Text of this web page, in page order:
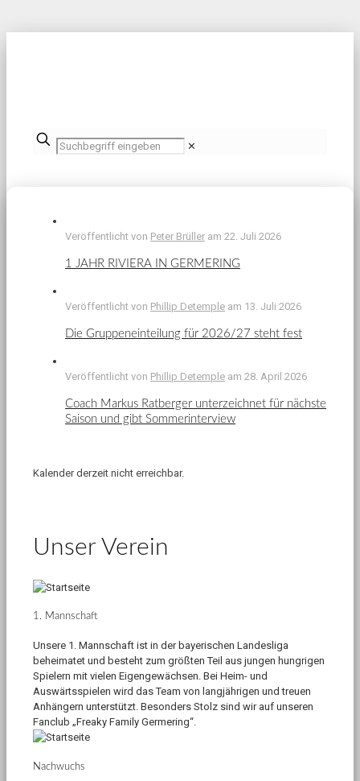
✕
Veröffentlicht von Peter Brüller am 22. Juli 2026
1 JAHR RIVIERA IN GERMERING
Veröffentlicht von Phillip Detemple am 13. Juli 2026
Die Gruppeneinteilung für 2026/27 steht fest
Veröffentlicht von Phillip Detemple am 28. April 2026
Coach Markus Ratberger unterzeichnet für nächste
Saison und gibt Sommerinterview
Kalender derzeit nicht erreichbar.
Unser Verein
1. Mannschaft
Unsere 1. Mannschaft ist in der bayerischen Landesliga
beheimatet und besteht zum größten Teil aus jungen hungrigen
Spielern mit vielen Eigengewächsen. Bei Heim- und
Auswärtsspielen wird das Team von langjährigen und treuen
Anhängern unterstützt. Besonders Stolz sind wir auf unseren
Fanclub „Freaky Family Germering“.
Nachwuchs